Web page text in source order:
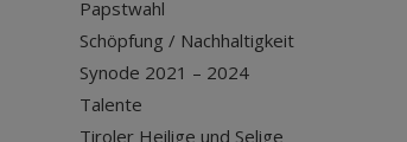
Papstwahl
Schöpfung / Nachhaltigkeit
Synode 2021 – 2024
Talente
Tiroler Heilige und Selige